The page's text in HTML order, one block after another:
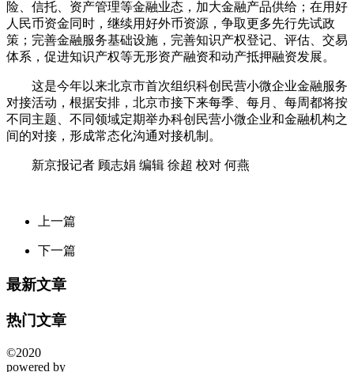
险、信托、资产管理等金融业态，加大金融产品供给；在用好
人民币资金同时，继续用好外币资源，争取更多先行先试政
策；完善金融服务基础设施，完善知识产权登记、评估、交易
体系，促进知识产权等无形资产融资和动产抵押融资发展。
这是今年以来北京市首次组织科创民营小微企业金融服务
对接活动，根据安排，北京市接下来每季、每月、每周都将按
不同主题、不同领域定期举办科创民营小微企业和金融机构之
间的对接，形成常态化沟通对接机制。
新京报记者 顾志娟 编辑 徐超 校对 何燕
上一篇
下一篇
最新文章
热门文章
©2020
powered by